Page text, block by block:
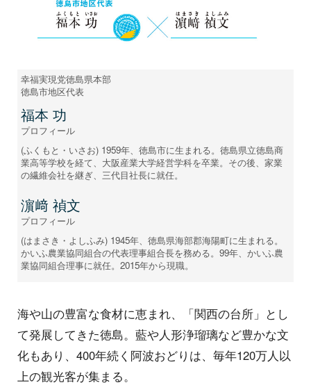
幸福実現党徳島県本部
徳島市地区代表
福本 功
プロフィール
(ふくもと・いさお) 1959年、徳島市に生まれる。徳島県立徳島商
業高等学校を経て、大阪産業大学経営学科を卒業。その後、家業
の繊維会社を継ぎ、三代目社長に就任。
濵﨑 禎文
プロフィール
(はまさき・よしふみ) 1945年、徳島県海部郡海陽町に生まれる。
かいふ農業協同組合の代表理事組合長を務める。99年、かいふ農
業協同組合理事に就任。2015年から現職。
海や山の豊富な食材に恵まれ、「関西の台所」とし
て発展してきた徳島。藍や人形浄瑠璃など豊かな文
化もあり、400年続く阿波おどりは、毎年120万人以
上の観光客が集まる。